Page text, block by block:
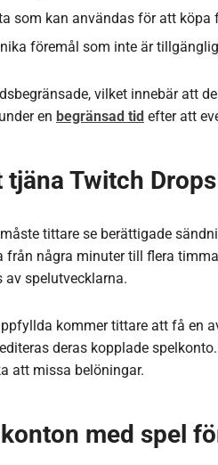
som kan användas för att köpa
föremål som inte är
vilket innebär att
en begränsad tid efter att
Twitch Drops
tittare se berättigade
några minuter till flera
spelutvecklarna.
kommer tittare att få en
deras kopplade
att missa belöningar.
med spel